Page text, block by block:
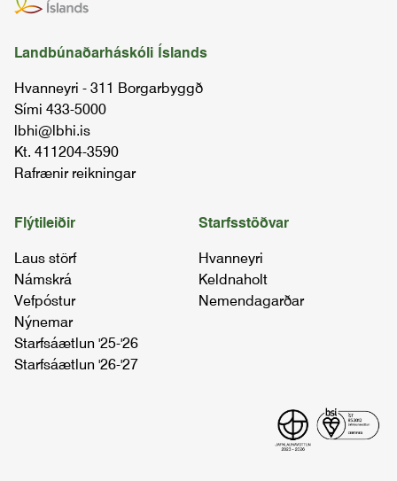
Landbúnaðarháskóli Íslands
Hvanneyri - 311 Borgarbyggð
Sími 433-5000
lbhi@lbhi.is
Kt. 411204-3590
Rafrænir reikningar
Starfsstöðvar
Hvanneyri
Keldnaholt
Nemendagarðar
Flýtileiðir
Laus störf
Námskrá
Vefpóstur
Nýnemar
Starfsáætlun '25-'26
Starfsáætlun '26-'27